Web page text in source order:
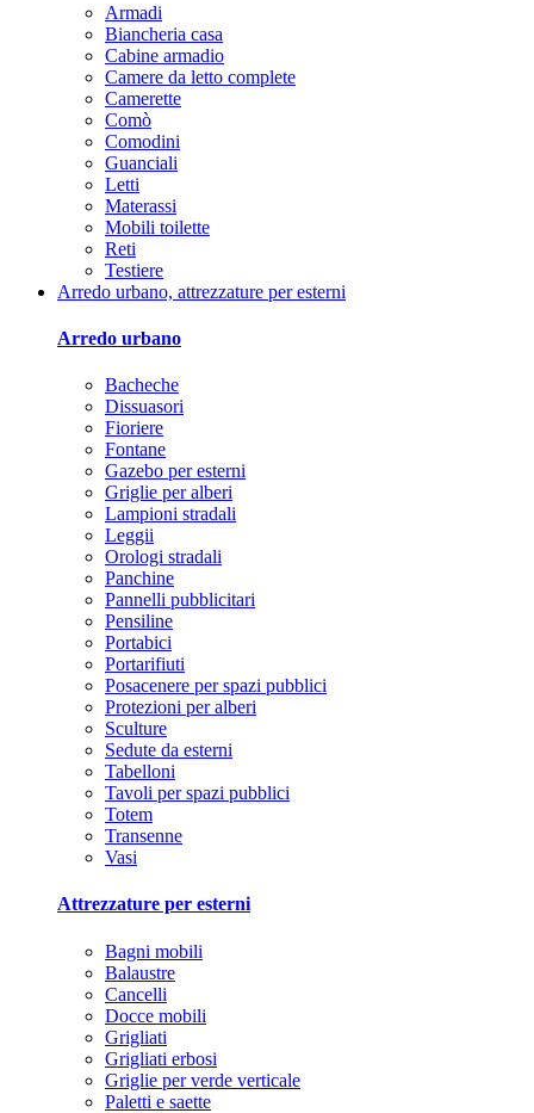
Armadi
Biancheria casa
Cabine armadio
Camere da letto complete
Camerette
Comò
Comodini
Guanciali
Letti
Materassi
Mobili toilette
Reti
Testiere
Arredo urbano, attrezzature per esterni
Arredo urbano
Bacheche
Dissuasori
Fioriere
Fontane
Gazebo per esterni
Griglie per alberi
Lampioni stradali
Leggii
Orologi stradali
Panchine
Pannelli pubblicitari
Pensiline
Portabici
Portarifiuti
Posacenere per spazi pubblici
Protezioni per alberi
Sculture
Sedute da esterni
Tabelloni
Tavoli per spazi pubblici
Totem
Transenne
Vasi
Attrezzature per esterni
Bagni mobili
Balaustre
Cancelli
Docce mobili
Grigliati
Grigliati erbosi
Griglie per verde verticale
Paletti e saette